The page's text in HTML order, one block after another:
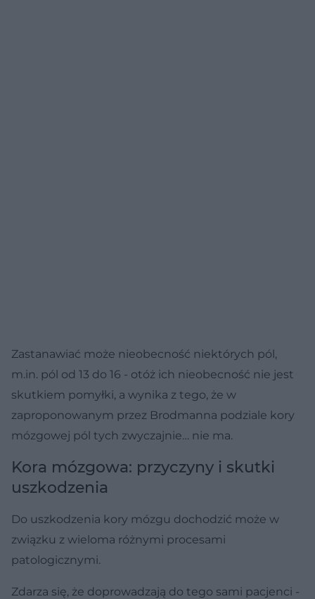
Zastanawiać może nieobecność niektórych pól,
m.in. pól od 13 do 16 - otóż ich nieobecność nie jest
skutkiem pomyłki, a wynika z tego, że w
zaproponowanym przez Brodmanna podziale kory
mózgowej pól tych zwyczajnie… nie ma.
Kora mózgowa: przyczyny i skutki
uszkodzenia
Do uszkodzenia kory mózgu dochodzić może w
związku z wieloma różnymi procesami
patologicznymi.
Zdarza się, że doprowadzają do tego sami pacjenci -